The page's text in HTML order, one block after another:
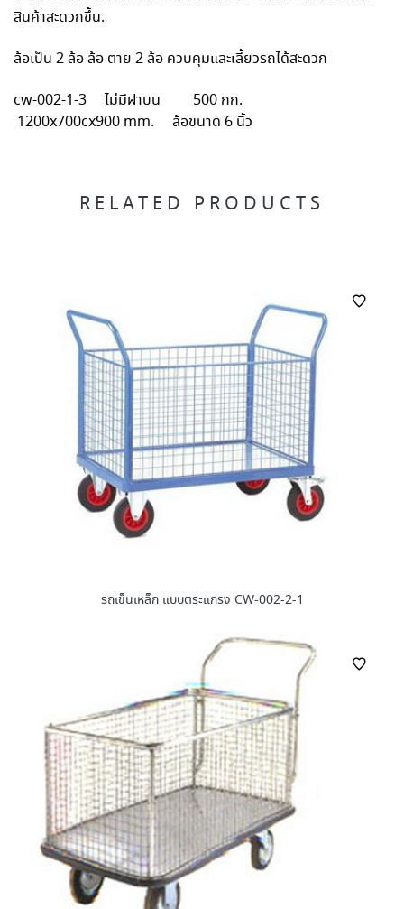
สินค้าสะดวกขึ้น.
ล้อเป็น 2 ล้อ ล้อ ตาย 2 ล้อ ควบคุมและเลี้ยวรถได้สะดวก
cw-002-1-3 ไม่มีฝาบน 500 กก.
1200x700cx900 mm. ล้อขนาด 6 นิ้ว
RELATED PRODUCTS
รถเข็นเหล็ก แบบตระแกรง CW-002-2-1